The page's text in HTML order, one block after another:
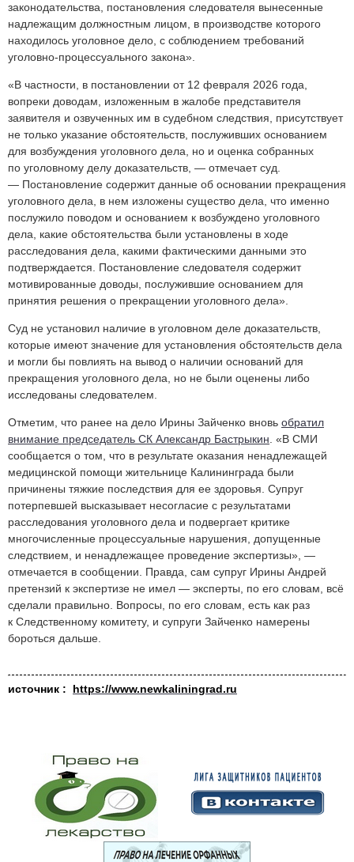
законодательства, постановления следователя вынесенные
надлежащим должностным лицом, в производстве которого
находилось уголовное дело, с соблюдением требований
уголовно-процессуального закона».
«В частности, в постановлении от 12 февраля 2026 года,
вопреки доводам, изложенным в жалобе представителя
заявителя и озвученных им в судебном следствия, присутствует
не только указание обстоятельств, послуживших основанием
для возбуждения уголовного дела, но и оценка собранных
по уголовному делу доказательств, — отмечает суд.
— Постановление содержит данные об основании прекращения
уголовного дела, в нем изложены существо дела, что именно
послужило поводом и основанием к возбуждено уголовного
дела, какие обстоятельства были установлены в ходе
расследования дела, какими фактическими данными это
подтверждается. Постановление следователя содержит
мотивированные доводы, послужившие основанием для
принятия решения о прекращении уголовного дела».
Суд не установил наличие в уголовном деле доказательств,
которые имеют значение для установления обстоятельств дела
и могли бы повлиять на вывод о наличии оснований для
прекращения уголовного дела, но не были оценены либо
исследованы следователем.
Отметим, что ранее на дело Ирины Зайченко вновь обратил
внимание председатель СК Александр Бастрыкин . «В СМИ
сообщается о том, что в результате оказания ненадлежащей
медицинской помощи жительнице Калининграда были
причинены тяжкие последствия для ее здоровья. Супруг
потерпевшей высказывает несогласие с результатами
расследования уголовного дела и подвергает критике
многочисленные процессуальные нарушения, допущенные
следствием, и ненадлежащее проведение экспертизы», —
отмечается в сообщении. Правда, сам супруг Ирины Андрей
претензий к экспертизе не имел — эксперты, по его словам, всё
сделали правильно. Вопросы, по его словам, есть как раз
к Следственному комитету, и супруги Зайченко намерены
бороться дальше.
источник : https://www.newkaliningrad.ru